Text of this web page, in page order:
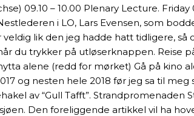
09.10 – 10.00 Plenary Lecture.
i LO, Lars Evensen, som
lik den jeg hadde hatt tidligere,
du trykker på utløserknappen.
alene (redd for mørket) Gå på kino
og nesten hele 2018 før jeg sa til
av “Gull Tafft”.
Den foreliggende artikkel vil ha